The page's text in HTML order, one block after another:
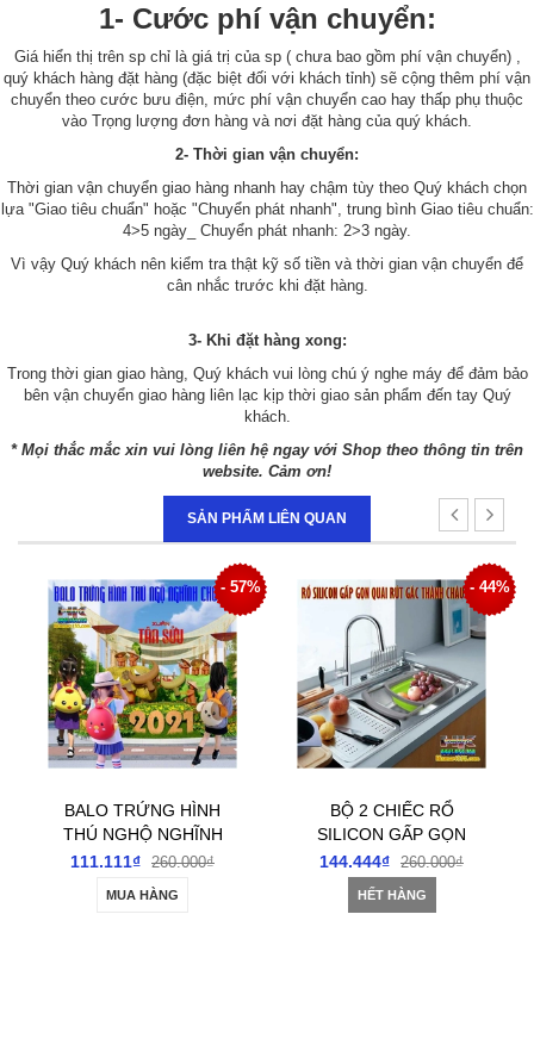
1- Cước phí vận chuyển:
Giá hiển thị trên sp chỉ là giá trị của sp ( chưa bao gồm phí vận chuyển) ,
quý khách hàng đặt hàng (đặc biệt đối với khách tỉnh) sẽ cộng thêm phí vận
chuyển theo cước bưu điện, mức phí vận chuyển cao hay thấp phụ thuộc
vào Trọng lượng đơn hàng và nơi đặt hàng của quý khách.
2- Thời gian vận chuyển:
Thời gian vận chuyển giao hàng nhanh hay chậm tùy theo Quý khách chọn
lựa "Giao tiêu chuẩn" hoặc "Chuyển phát nhanh", trung bình Giao tiêu chuẩn:
4>5 ngày_ Chuyển phát nhanh: 2>3 ngày.
Vì vậy Quý khách nên kiểm tra thật kỹ số tiền và thời gian vận chuyển để
cân nhắc trước khi đặt hàng.
3- Khi đặt hàng xong:
Trong thời gian giao hàng, Quý khách vui lòng chú ý nghe máy để đảm bảo
bên vận chuyển giao hàng liên lạc kịp thời giao sản phẩm đến tay Quý
khách.
* Mọi thắc mắc xin vui lòng liên hệ ngay với Shop theo thông tin trên
website. Cảm ơn!
SẢN PHẨM LIÊN QUAN
- 44%
BỘ 2 CHIẾC RỔ
SILICON GẤP GỌN
QUAI RÚT TIỆN ÍCH
144.444₫ 260.000₫
HẾT HÀNG
- 41%
BỘ 3 TÚI ĐỰNG
QUẦN ÁO CHĂN MÀN
HỌA TIẾT HOA
CHỐNG THẤM
188.888₫ 320.000₫
MUA HÀNG